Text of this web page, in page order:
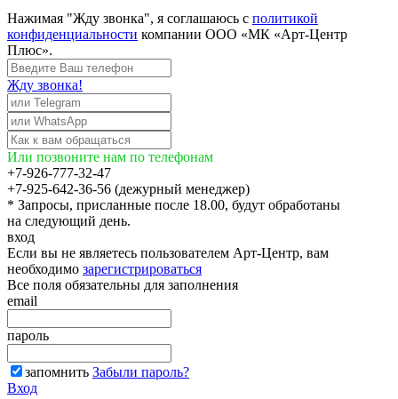
Нажимая "Жду звонка", я соглашаюсь с политикой
конфиденциальности компании ООО «МК «Арт-Центр
Плюс».
Жду звонка!
Или позвоните нам по телефонам
+7-926-777-32-47
+7-925-642-36-56 (дежурный менеджер)
* Запросы, присланные после 18.00, будут обработаны
на следующий день.
вход
Если вы не являетесь пользователем Арт-Центр, вам
необходимо зарегистрироваться
Все поля обязательны для заполнения
email
пароль
запомнить Забыли пароль?
Вход